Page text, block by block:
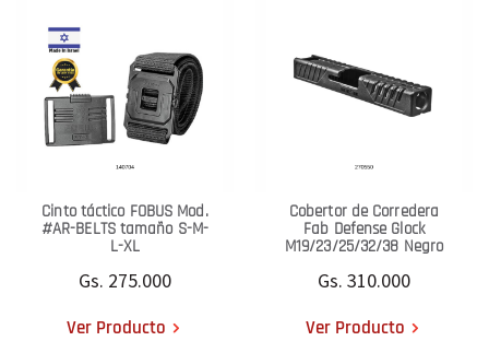
Cinto táctico FOBUS Mod.
#AR-BELTS tamaño S-M-
L-XL
Gs. 275.000
Ver Producto
Cobertor de Corredera
Fab Defense Glock
M19/23/25/32/38 Negro
Gs. 310.000
Ver Producto